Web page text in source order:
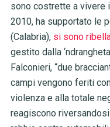
sono costrette a vivere
2010, ha supportato le
(Calabria), si sono
gestito dalla
Falconieri, “due
campi vengono feriti
violenza e alla totale
reagiscono